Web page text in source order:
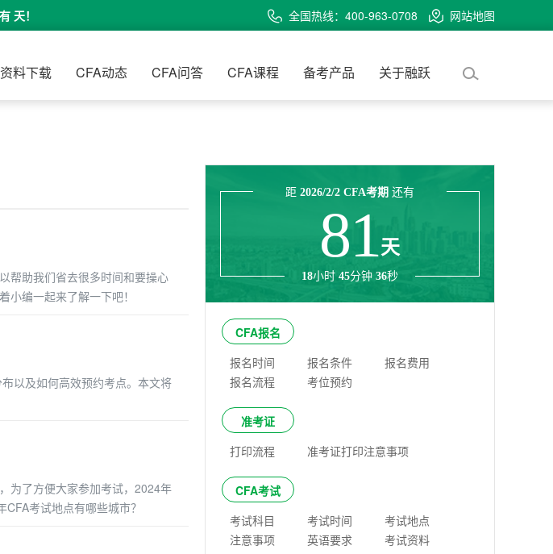
天！ 全国热线：400-963-0708 网站地图
资料下载 CFA动态 CFA问答 CFA课程 备考产品 关于融跃
帮助我们省去很多时间和要操心
小编一起来了解一下吧！
以及如何高效预约考点。本文将
为了方便大家参加考试，2024年
考试地点有哪些城市？
距 2026/2/2 CFA考期 还有
81天
18小时 45分钟 36秒
CFA报名
报名时间
报名条件
报名费用
报名流程
考位预约
准考证
打印流程
准考证打印注意事项
CFA考试
考试科目
考试时间
考试地点
注意事项
英语要求 考试资料